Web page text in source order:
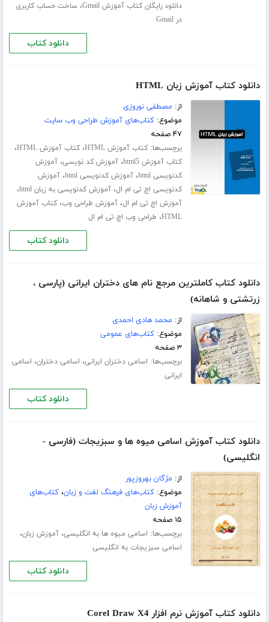
دانلود رایگان کتاب آموزش Gmail ، ساخت حساب کاربری
در Gmail
دانلود کتاب
دانلود کتاب آموزش زبان HTML
از: مصطفی نوروزی
موضوع:کتاب‌های آموزش طراحی وب سایت
۴۷ صفحه
برچسب‌ها:کتاب آموزش HTML ،کتاب آموزش HTML ،
کتاب آموزش html5 ،آموزش کد نویسی،آموزش
کدنویسی html
،آموزش کدنویسی html ،آموزش
کدنویسی اچ تی ام ال،آموزش کدنویسی به زبان html ،
آموزش اچ تی ام ال،آموزش طراحی وب،کتاب آموزش
HTML، طراحی وب اچ تی ام ال
دانلود کتاب
دانلود کتاب کاملترین مرجع نام های دختران ایرانی (پارسی ،
زرتشتی و شاهانه)
از: محمد هادی احمدی
موضوع:کتاب‌های عمومی
۳ صفحه
برچسب‌ها: اسامی دختران ایرانی، اسامی دختران، اسامی
ایرانی
دانلود کتاب
دانلود کتاب آموزش اسامی میوه ها و سبزیجات (فارسی -
انگلیسی)
از: مژگان بهروزپور
موضوع:کتاب‌های فرهنگ لغت و زبان،کتاب‌های
آموزش زبان
۱۵ صفحه
برچسب‌ها: اسامی میوه ها به انگلیسی،آموزش زبان،
اسامی سبزیجات به انگلیسی
دانلود کتاب
دانلود کتاب آموزش نرم افزار Corel Draw X4